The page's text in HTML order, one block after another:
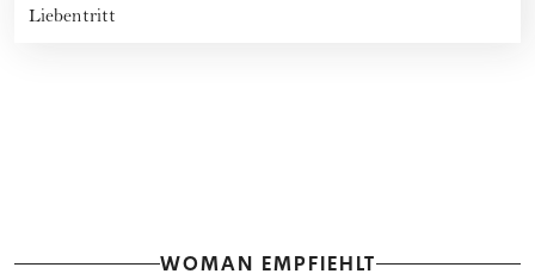
Liebentritt
WOMAN EMPFIEHLT